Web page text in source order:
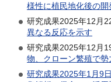
様性に植民地化後の
研究成果2025年12月
異なる反応を示す
研究成果2025年12月
物、クローン繁殖で勢
研究成果2025年1月9日